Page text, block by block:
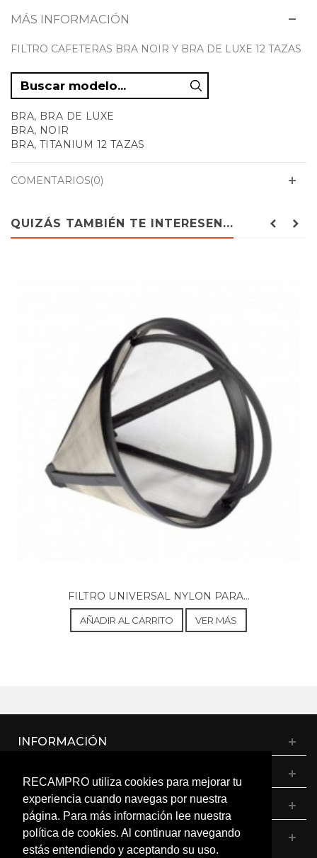
RECAMPRO utiliza cookies para mejorar tu
experiencia cuando navegas por nuestra
página. Para más información lee nuestra
política de cookies. Al continuar navegando
estás entendiendo y aceptando su uso.
MÁS INFORMACIÓN
FILTRO CAFETERAS BRA NOIR Y BRA DE LUXE 12 TAZAS
BRA, BRA DE LUXE
BRA, NOIR
BRA, TITANIUM 12 TAZAS
COMENTARIOS(0)
QUIZÁS TAMBIÉN TE INTERESEN...
FILTRO UNIVERSAL NYLON PARA...
AÑADIR AL CARRITO VER MÁS
INFORMACIÓN
MI CUENTA
CONTÁCTANOS